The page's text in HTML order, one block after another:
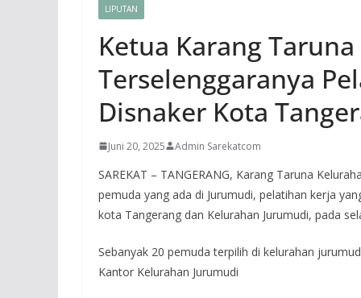
LIPUTAN
Ketua Karang
Terselenggaranya
Disnaker Kota
Juni 20, 2025 Admin Sarekatcom
SAREKAT – TANGERANG, Karang Taruna
pemuda yang ada di Jurumudi, pelatihan kerja
kota Tangerang dan Kelurahan Jurumudi, pada
Sebanyak 20 pemuda terpilih di kelurahan
Kantor Kelurahan Jurumudi